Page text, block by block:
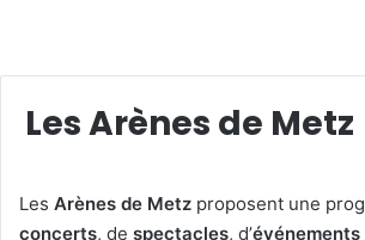
Les Arènes de Metz
Les Arènes de Metz proposent une
concerts, de spectacles, d’